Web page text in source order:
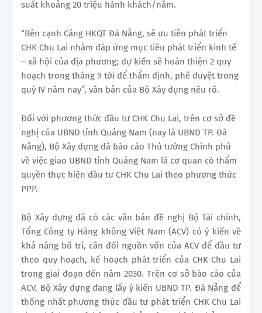
suất khoảng 20 triệu hành khách/năm.
“Bên cạnh Cảng HKQT Đà Nẵng, sẽ ưu tiên phát triển
CHK Chu Lai nhằm đáp ứng mục tiêu phát triển kinh tế
– xã hội của địa phương; dự kiến sẽ hoàn thiện 2 quy
hoạch trong tháng 9 tới để thẩm định, phê duyệt trong
quý IV năm nay”, văn bản của Bộ Xây dựng nêu rõ.
Đối với phương thức đầu tư CHK Chu Lai, trên cơ sở đề
nghị của UBND tỉnh Quảng Nam (nay là UBND TP. Đà
Nẵng), Bộ Xây dựng đã báo cáo Thủ tướng Chính phủ
về việc giao UBND tỉnh Quảng Nam là cơ quan có thẩm
quyền thực hiện đầu tư CHK Chu Lai theo phương thức
PPP.
Bộ Xây dựng đã có các văn bản đề nghị Bộ Tài chính,
Tổng Công ty Hàng không Việt Nam (ACV) có ý kiến về
khả năng bố trí, cân đối nguồn vốn của ACV để đầu tư
theo quy hoạch, kế hoạch phát triển của CHK Chu Lai
trong giai đoạn đến năm 2030. Trên cơ sở báo cáo của
ACV, Bộ Xây dựng đang lấy ý kiến UBND TP. Đà Nẵng để
thống nhất phương thức đầu tư phát triển CHK Chu Lai